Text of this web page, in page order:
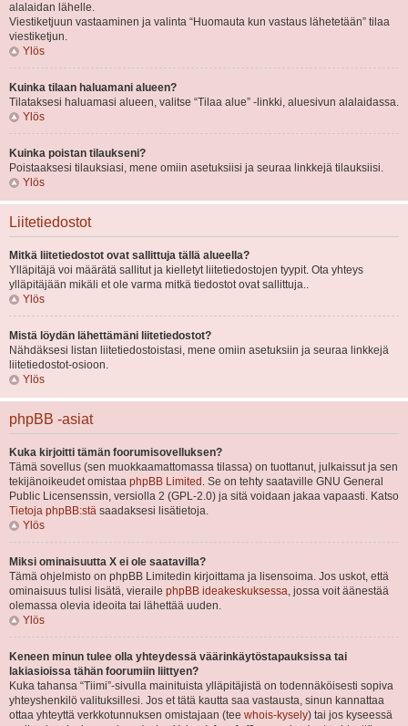
alalaidan lähelle.
Viestiketjuun vastaaminen ja valinta “Huomauta kun vastaus lähetetään” tilaa
viestiketjun.
Ylös
Kuinka tilaan haluamani alueen?
Tilataksesi haluamasi alueen, valitse “Tilaa alue” -linkki, aluesivun alalaidassa.
Ylös
Kuinka poistan tilaukseni?
Poistaaksesi tilauksiasi, mene omiin asetuksiisi ja seuraa linkkejä tilauksiisi.
Ylös
Liitetiedostot
Mitkä liitetiedostot ovat sallittuja tällä alueella?
Ylläpitäjä voi määrätä sallitut ja kielletyt liitetiedostojen tyypit. Ota yhteys
ylläpitäjään mikäli et ole varma mitkä tiedostot ovat sallittuja..
Ylös
Mistä löydän lähettämäni liitetiedostot?
Nähdäksesi listan liitetiedostoistasi, mene omiin asetuksiin ja seuraa linkkejä
liitetiedostot-osioon.
Ylös
phpBB -asiat
Kuka kirjoitti tämän foorumisovelluksen?
Tämä sovellus (sen muokkaamattomassa tilassa) on tuottanut, julkaissut ja sen
tekijänoikeudet omistaa phpBB Limited . Se on tehty saataville GNU General
Public Licensenssin, versiolla 2 (GPL-2.0) ja sitä voidaan jakaa vapaasti. Katso
Tietoja phpBB:stä saadaksesi lisätietoja.
Ylös
Miksi ominaisuutta X ei ole saatavilla?
Tämä ohjelmisto on phpBB Limitedin kirjoittama ja lisensoima. Jos uskot, että
ominaisuus tulisi lisätä, vieraile phpBB ideakeskuksessa, jossa voit äänestää
olemassa olevia ideoita tai lähettää uuden.
Ylös
Keneen minun tulee olla yhteydessä väärinkäytöstapauksissa tai
lakiasioissa tähän foorumiin liittyen?
Kuka tahansa “Tiimi”-sivulla mainituista ylläpitäjistä on todennäköisesti sopiva
yhteyshenkilö valituksillesi. Jos et tätä kautta saa vastausta, sinun kannattaa
ottaa yhteyttä verkkotunnuksen omistajaan (tee whois-kysely) tai jos kyseessä